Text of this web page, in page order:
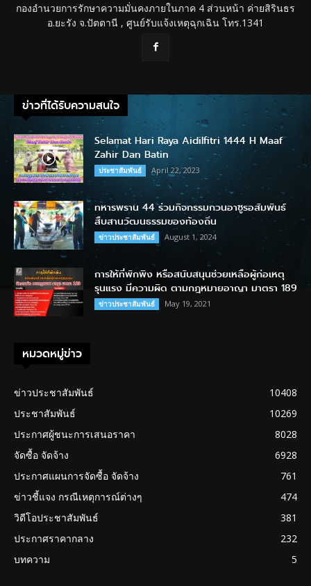
กองอำนวยการรักษาความมั่นคงภายในภาค 4 ส่วนหน้า ค่ายสิรินธร
อ.ยะรัง จ.ปัตตานี , ศูนย์รับแจ้งเหตุฉุกเฉิน โทร.1341
ข่าวที่ได้รับความสนใจ
Selamat Hari Raya Aidilfitri 1444 H Maaf
Zahir Dan Batin
ประชาสัมพันธ์ April 22, 2023
ทหารพราน 44 ร่วมกิจกรรมกวนอาซูรอสัมพันธ์
สืบสานวัฒนธรรมของท้องถิ่น
ข่าวประชาสัมพันธ์ August 1, 2024
การให้ที่พักพิง หรือสนับสนุนช่วยเหลือผู้ก่อเหตุ
รุนแรง มีความผิด ตามกฎหมายอาญา มาตรา 189
ข่าวประชาสัมพันธ์ May 19, 2021
หมวดหมู่ข่าว
ข่าวประชาสัมพันธ์
10408
ประชาสัมพันธ์
10269
ประกาศผู้ชนะการเสนอราคา
8028
จัดซื้อ จัดจ้าง
6928
ประกาศแผนการจัดซื้อ จัดจ้าง
761
ข่าวชี้แจง กรณีเหตุการณ์ต่างๆ
474
วิดีโอประชาสัมพันธ์
381
ประกาศราคากลาง
232
บทความ
5